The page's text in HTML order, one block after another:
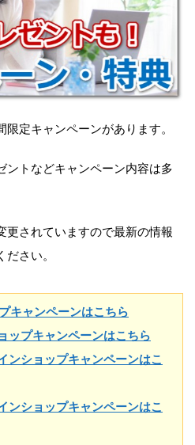
定キャンペーンがあります。
ントなどキャンペーン内容は多
更されていますので最新の情報
さい。
キャンペーンはこちら
ップキャンペーンはこちら
ンショップキャンペーンはこ
ンショップキャンペーンはこ